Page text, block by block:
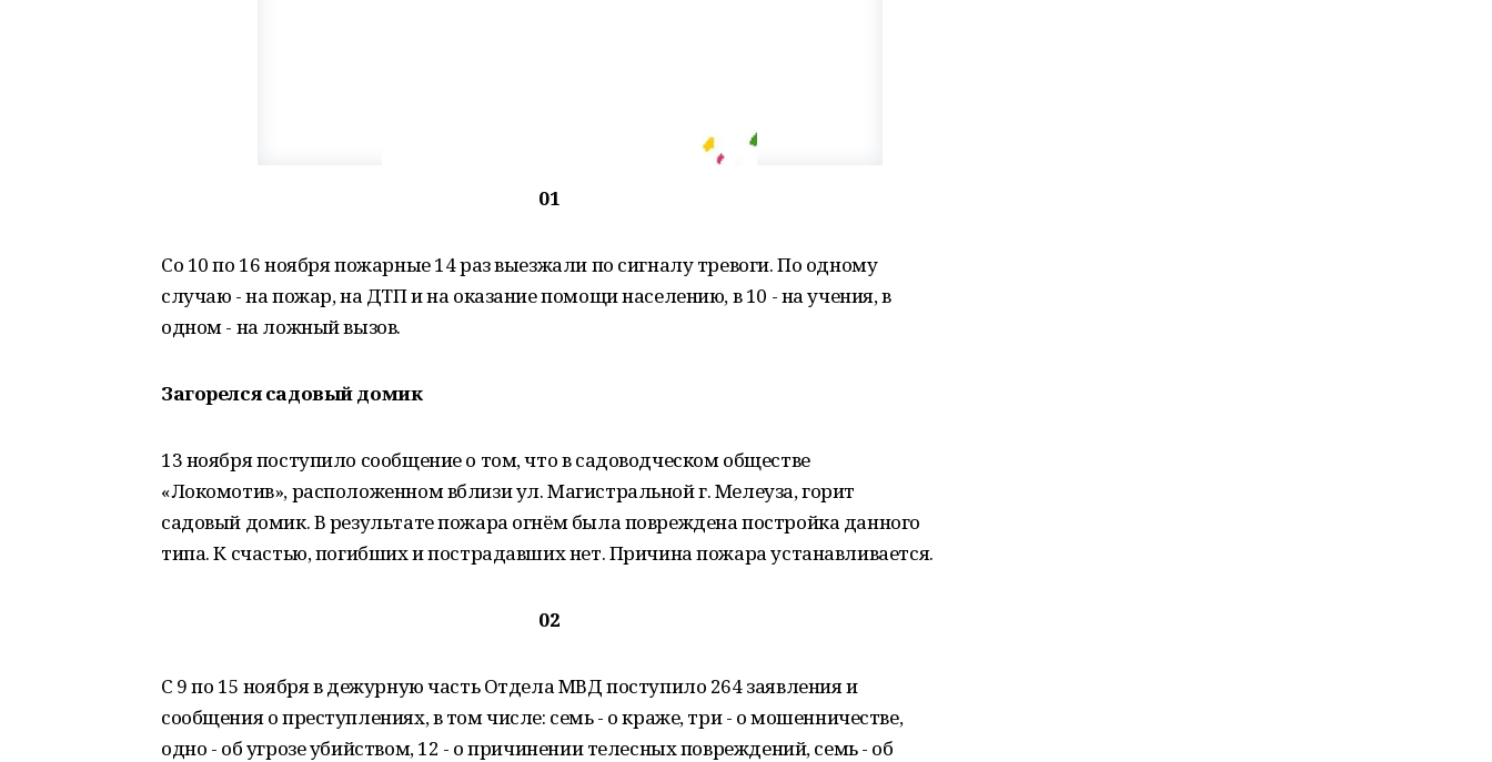
01
Со 10 по 16 ноября пожарные 14 раз выезжали по сигналу тревоги. По одному
случаю - на пожар, на ДТП и на оказание помощи населению, в 10 - на учения, в
одном - на ложный вызов.
Загорелся садовый домик
13 ноября поступило сообщение о том, что в садоводческом обществе
«Локомотив», расположенном вблизи ул. Магистральной г. Мелеуза, горит
садовый домик. В результате пожара огнём была повреждена постройка данного
типа. К счастью, погибших и пострадавших нет. Причина пожара устанавливается.
02
С 9 по 15 ноября в дежурную часть Отдела МВД поступило 264 заявления и
сообщения о преступлениях, в том числе: семь - о краже, три - о мошенничестве,
одно - об угрозе убийством, 12 - о причинении телесных повреждений, семь - об